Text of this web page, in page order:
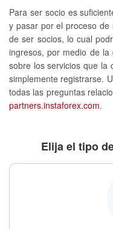
Para ser socio es
y pasar por el proceso de
de ser socios, lo cual
ingresos, por medio de
sobre los servicios que la
simplemente registrarse.
todas las preguntas
partners.instaforex.com.
Elija el tipo